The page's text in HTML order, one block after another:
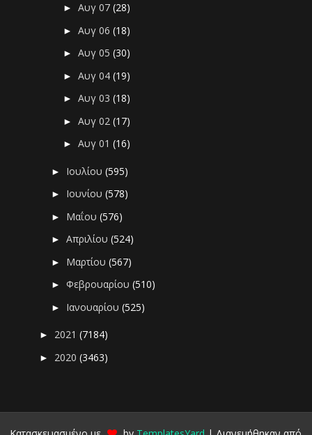
►Αυγ 07(28)
►Αυγ 06(18)
►Αυγ 05(30)
►Αυγ 04(19)
►Αυγ 03(18)
►Αυγ 02(17)
►Αυγ 01(16)
► Ιουλίου(595)
► Ιουνίου(578)
► Μαΐου(576)
►Απριλίου(524)
► Μαρτίου(567)
►Φεβρουαρίου(510)
► Ιανουαρίου(525)
► 2021(7184)
► 2020(3463)